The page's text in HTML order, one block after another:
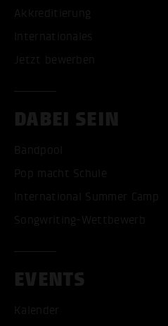
Akkreditierung
Internationales
Jetzt bewerben
DABEI SEIN
Bandpool
Pop macht Schule
International Summer Camp
Songwriting-Wettbewerb
EVENTS
Kalender